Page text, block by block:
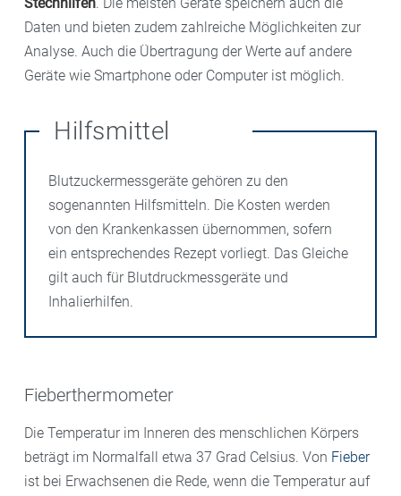
Daten und bieten zudem zahlreiche Möglichkeiten zur
Analyse. Auch die Übertragung der Werte auf andere
Geräte wie Smartphone oder Computer ist möglich.
Hilfsmittel
Blutzuckermessgeräte gehören zu den
sogenannten Hilfsmitteln. Die Kosten werden
von den Krankenkassen übernommen, sofern
ein entsprechendes Rezept vorliegt. Das Gleiche
gilt auch für Blutdruckmessgeräte und
Inhalierhilfen.
Fieberthermometer
Die Temperatur im Inneren des menschlichen Körpers
beträgt im Normalfall etwa 37 Grad Celsius. Von Fieber
ist bei Erwachsenen die Rede, wenn die Temperatur auf